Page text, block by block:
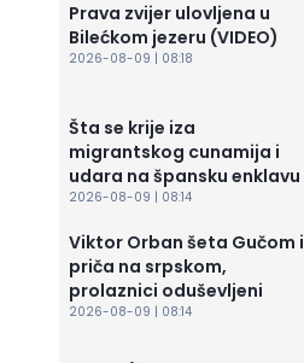
Prava zvijer ulovljena u
Bilećkom jezeru (VIDEO)
2026-08-09 | 08:18
Šta se krije iza
migrantskog cunamija i
udara na špansku enklavu
2026-08-09 | 08:14
Viktor Orban šeta Gučom i
priča na srpskom,
prolaznici oduševljeni
2026-08-09 | 08:14